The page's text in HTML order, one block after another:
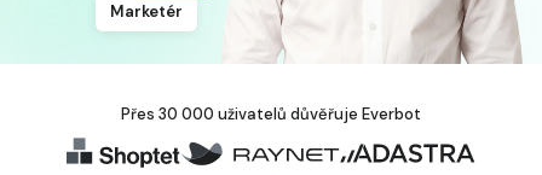
Marketér
Přes 30 000 uživatelů důvěřuje Everbot